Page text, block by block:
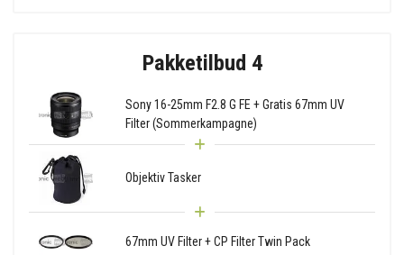
Pakketilbud 4
Sony 16-25mm F2.8 G FE + Gratis 67mm UV
Filter (Sommerkampagne)
Objektiv Tasker
67mm UV Filter + CP Filter Twin Pack